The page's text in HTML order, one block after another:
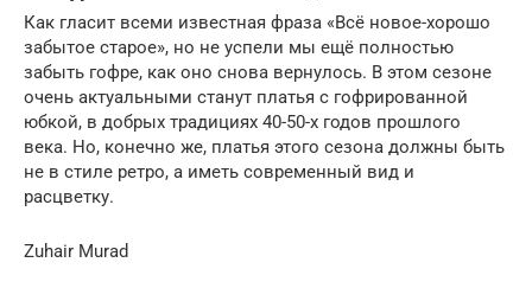
Как гласит всеми известная фраза «Всё новое-хорошо
забытое старое», но не успели мы ещё полностью
забыть гофре, как оно снова вернулось. В этом сезоне
очень актуальными станут платья с гофрированной
юбкой, в добрых традициях 40-50-х годов прошлого
века. Но, конечно же, платья этого сезона должны быть
не в стиле ретро, а иметь современный вид и
расцветку.
Zuhair Murad